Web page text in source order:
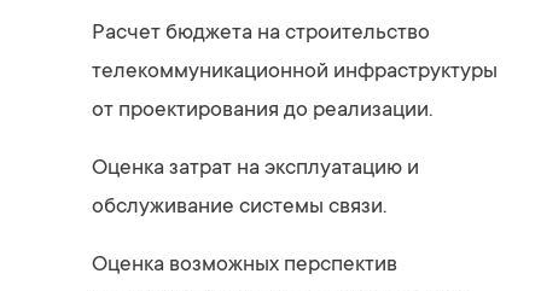
Расчет бюджета на строительство
телекоммуникационной инфраструктуры
от проектирования до реализации.
Оценка затрат на эксплуатацию и
обслуживание системы связи.
Оценка возможных перспектив